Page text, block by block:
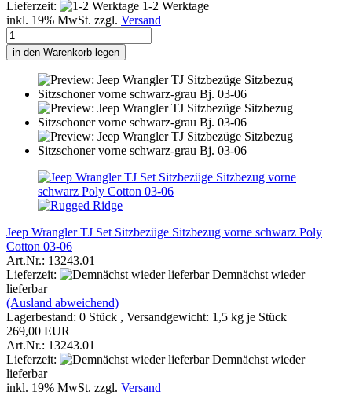
Lieferzeit:
1-2 Werktage
inkl. 19% MwSt. zzgl. Versand
in den Warenkorb legen
Jeep Wrangler TJ Set Sitzbezüge Sitzbezug vorne schwarz Poly
Cotton 03-06
Art.Nr.: 13243.01
Lieferzeit:
Demnächst wieder
lieferbar
(Ausland abweichend)
Lagerbestand: 0 Stück , Versandgewicht: 1,5 kg je Stück
269,00 EUR
Art.Nr.: 13243.01
Lieferzeit:
Demnächst wieder
lieferbar
inkl. 19% MwSt. zzgl. Versand